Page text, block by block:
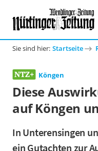
Sie sind hier: Startseite
Köngen
Diese
auf Köngen
In Unterensingen
ein Gutachten zur